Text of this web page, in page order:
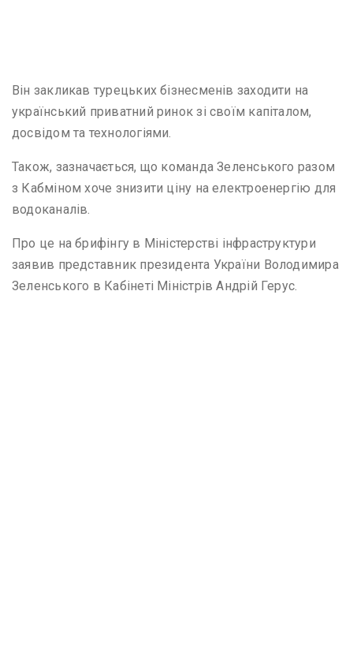
Він закликав турецьких бізнесменів заходити на
український приватний ринок зі своїм капіталом,
досвідом та технологіями.
Також, зазначається, що команда Зеленського разом
з Кабміном хоче знизити ціну на електроенергію для
водоканалів.
Про це на брифінгу в Міністерстві інфраструктури
заявив представник президента України Володимира
Зеленського в Кабінеті Міністрів Андрій Герус.